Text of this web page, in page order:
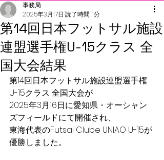
第14回日本フットサル施設
連盟選手権U-15クラス 全
国大会結果
事務局
2025年3月17日 読了時間: 1分
第14回日本フットサル施設連盟選手権
U-15クラス 全国大会が
2025年3月16日に愛知県・オーシャン
ズフィールドにて開催され、
東海代表のFutsal Clube UNIAO U-15が
優勝しました。